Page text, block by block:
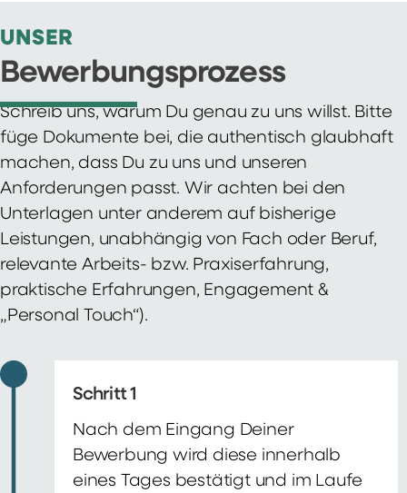
UNSER
Bewerbungsprozess
Schreib uns, warum Du genau zu uns willst. Bitte
füge Dokumente bei, die authentisch glaubhaft
machen, dass Du zu uns und unseren
Anforderungen passt. Wir achten bei den
Unterlagen unter anderem auf bisherige
Leistungen, unabhängig von Fach oder Beruf,
relevante Arbeits- bzw. Praxiserfahrung,
praktische Erfahrungen, Engagement &
„Personal Touch“).
Schritt 1
Nach dem Eingang Deiner
Bewerbung wird diese innerhalb
eines Tages bestätigt und im Laufe